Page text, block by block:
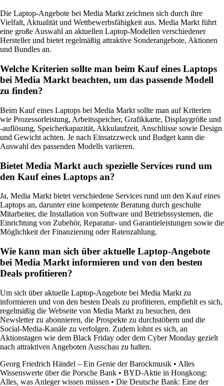
Die Laptop-Angebote bei Media Markt zeichnen sich durch ihre
Vielfalt, Aktualität und Wettbewerbsfähigkeit aus. Media Markt führt
eine große Auswahl an aktuellen Laptop-Modellen verschiedener
Hersteller und bietet regelmäßig attraktive Sonderangebote, Aktionen
und Bundles an.
Welche Kriterien sollte man beim Kauf eines Laptops
bei Media Markt beachten, um das passende Modell
zu finden?
Beim Kauf eines Laptops bei Media Markt sollte man auf Kriterien
wie Prozessorleistung, Arbeitsspeicher, Grafikkarte, Displaygröße und
-auflösung, Speicherkapazität, Akkulaufzeit, Anschlüsse sowie Design
und Gewicht achten. Je nach Einsatzzweck und Budget kann die
Auswahl des passenden Modells variieren.
Bietet Media Markt auch spezielle Services rund um
den Kauf eines Laptops an?
Ja, Media Markt bietet verschiedene Services rund um den Kauf eines
Laptops an, darunter eine kompetente Beratung durch geschulte
Mitarbeiter, die Installation von Software und Betriebssystemen, die
Einrichtung von Zubehör, Reparatur- und Garantieleistungen sowie die
Möglichkeit der Finanzierung oder Ratenzahlung.
Wie kann man sich über aktuelle Laptop-Angebote
bei Media Markt informieren und von den besten
Deals profitieren?
Um sich über aktuelle Laptop-Angebote bei Media Markt zu
informieren und von den besten Deals zu profitieren, empfiehlt es sich,
regelmäßig die Webseite von Media Markt zu besuchen, den
Newsletter zu abonnieren, die Prospekte zu durchstöbern und die
Social-Media-Kanäle zu verfolgen. Zudem lohnt es sich, an
Aktionstagen wie dem Black Friday oder dem Cyber Monday gezielt
nach attraktiven Angeboten Ausschau zu halten.
Georg Friedrich Händel – Ein Genie der Barockmusik • Alles
Wissenswerte über die Porsche Bank • BYD-Aktie in Hongkong:
Alles, was Anleger wissen müssen • Die Deutsche Bank: Eine der